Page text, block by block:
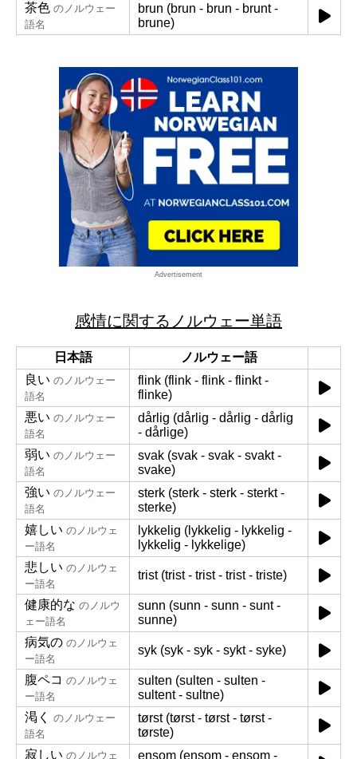
茶色 のノルウェー
語名
brun (brun - brun - brunt -
brune)
Advertisement
感情に関するノルウェー単語
日本語
ノルウェー語
良い のノルウェー
語名
flink (flink - flink - flinkt -
flinke)
悪い のノルウェー
語名
dårlig (dårlig - dårlig - dårlig
- dårlige)
弱い のノルウェー
語名
svak (svak - svak - svakt -
svake)
強い のノルウェー
語名
sterk (sterk - sterk - sterkt -
sterke)
嬉しい のノルウェ
ー語名
lykkelig (lykkelig - lykkelig -
lykkelig - lykkelige)
悲しい のノルウェ
ー語名
trist (trist - trist - trist - triste)
健康的な のノルウ
ェー語名
sunn (sunn - sunn - sunt -
sunne)
病気の のノルウェ
ー語名
syk (syk - syk - sykt - syke)
腹ペコ のノルウェ
ー語名
sulten (sulten - sulten -
sultent - sultne)
渇く
のノルウェー
語名
tørst (tørst - tørst - tørst -
tørste)
寂しい のノルウェ ensom (ensom - ensom -